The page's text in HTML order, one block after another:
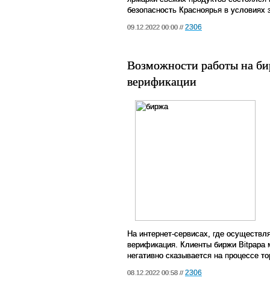
безопасность Красноярья в условиях
09.12.2022 00:00 // 2306
Возможности работы на
верификации
На интернет-сервисах, где
верификация. Клиенты биржи Bitpapa
негативно сказывается на процессе
08.12.2022 00:58 // 2306